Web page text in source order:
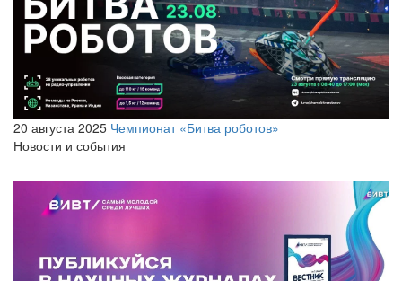
20 августа 2025 Чемпионат «Битва роботов»
Новости и события